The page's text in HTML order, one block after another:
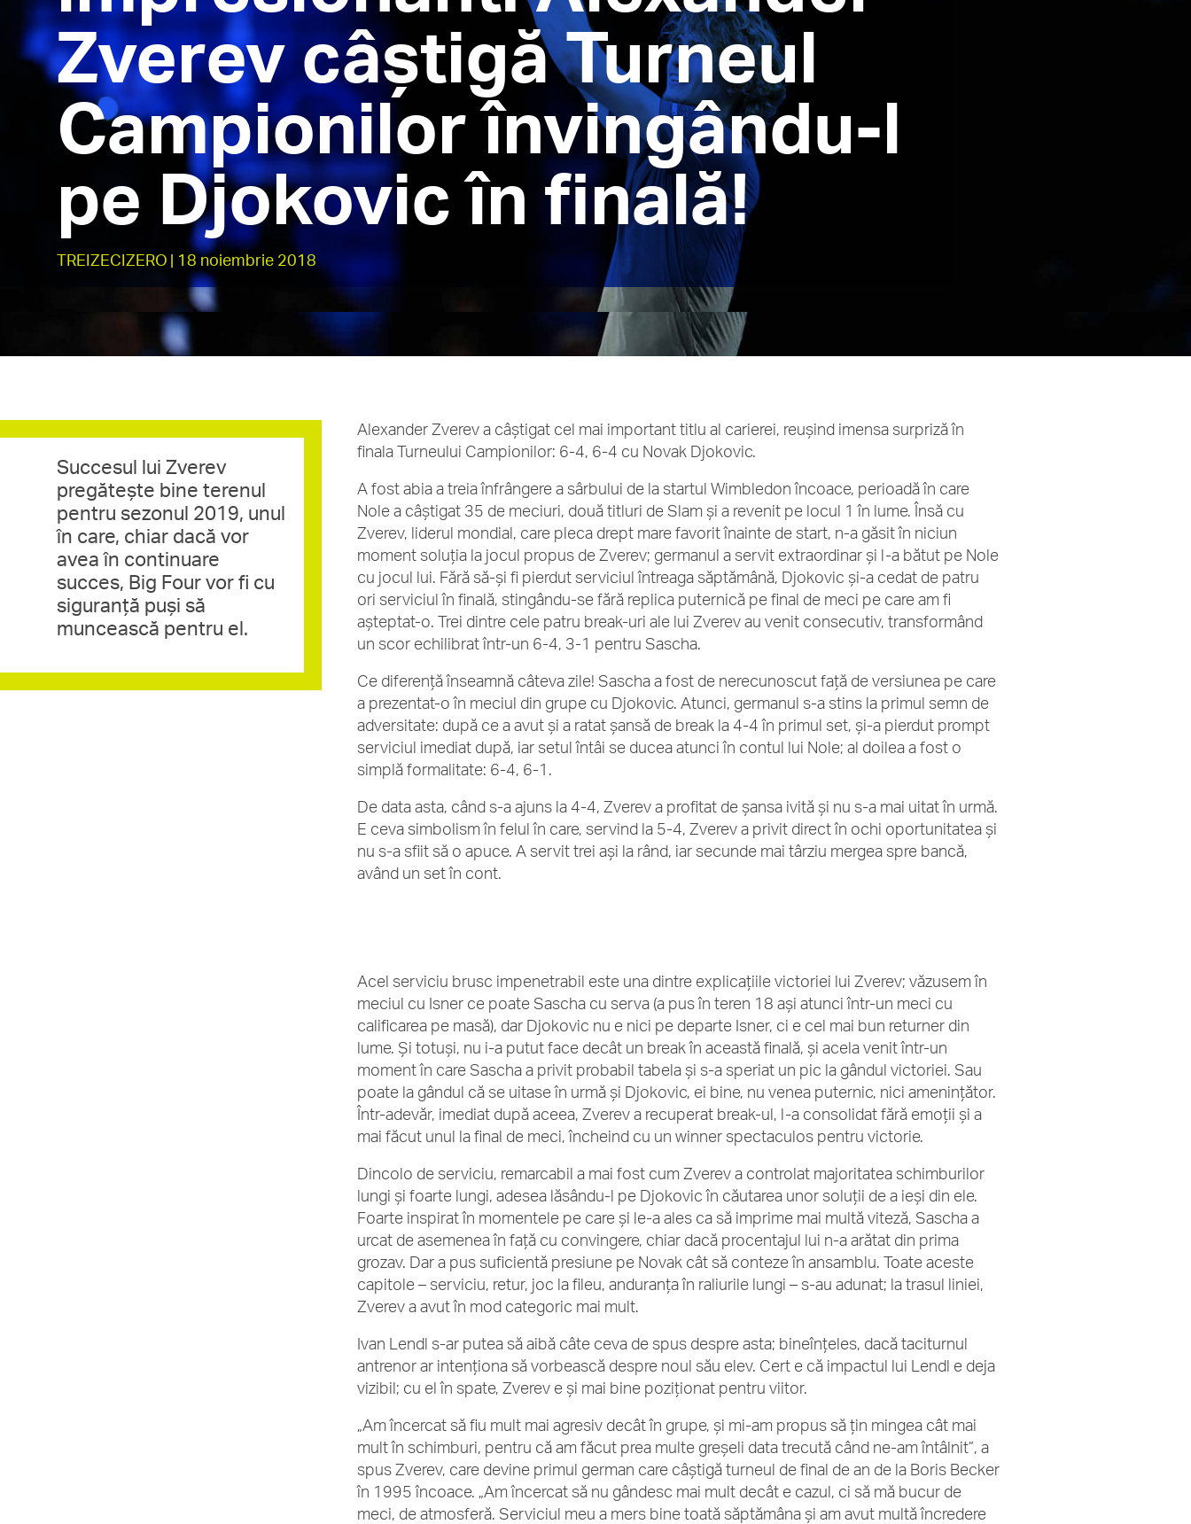
Zverev câștigă Turneul
Campionilor învingându-l
pe Djokovic în finală!
TREIZECIZERO | 18 noiembrie 2018
Succesul lui Zverev
pregătește bine terenul
pentru sezonul 2019, unul
în care, chiar dacă vor
avea în continuare
succes, Big Four vor fi cu
siguranță puși să
muncească pentru el.
Alexander Zverev a câștigat cel mai important titlu al carierei, reușind imensa surpriză în
finala Turneului Campionilor: 6-4, 6-4 cu Novak Djokovic.
A fost abia a treia înfrângere a sârbului de la startul Wimbledon încoace, perioadă în care
Nole a câștigat 35 de meciuri, două titluri de Slam și a revenit pe locul 1 în lume. Însă cu
Zverev, liderul mondial, care pleca drept mare favorit înainte de start, n-a găsit în niciun
moment soluția la jocul propus de Zverev; germanul a servit extraordinar și l-a bătut pe Nole
cu jocul lui. Fără să-și fi pierdut serviciul întreaga săptămână, Djokovic și-a cedat de patru
ori serviciul în finală, stingându-se fără replica puternică pe final de meci pe care am fi
așteptat-o. Trei dintre cele patru break-uri ale lui Zverev au venit consecutiv, transformând
un scor echilibrat într-un 6-4, 3-1 pentru Sascha.
Ce diferență înseamnă câteva zile! Sascha a fost de nerecunoscut față de versiunea pe care
a prezentat-o în meciul din grupe cu Djokovic. Atunci, germanul s-a stins la primul semn de
adversitate: după ce a avut și a ratat șansă de break la 4-4 în primul set, și-a pierdut prompt
serviciul imediat după, iar setul întâi se ducea atunci în contul lui Nole; al doilea a fost o
simplă formalitate: 6-4, 6-1.
De data asta, când s-a ajuns la 4-4, Zverev a profitat de șansa ivită și nu s-a mai uitat în urmă.
E ceva simbolism în felul în care, servind la 5-4, Zverev a privit direct în ochi oportunitatea și
nu s-a sfiit să o apuce. A servit trei ași la rând, iar secunde mai târziu mergea spre bancă,
având un set în cont.
Acel serviciu brusc impenetrabil este una dintre explicațiile victoriei lui Zverev; văzusem în
meciul cu Isner ce poate Sascha cu serva (a pus în teren 18 ași atunci într-un meci cu
calificarea pe masă), dar Djokovic nu e nici pe departe Isner, ci e cel mai bun returner din
lume. Și totuși, nu i-a putut face decât un break în această finală, și acela venit într-un
moment în care Sascha a privit probabil tabela și s-a speriat un pic la gândul victoriei. Sau
poate la gândul că se uitase în urmă și Djokovic, ei bine, nu venea puternic, nici amenințător.
Într-adevăr, imediat după aceea, Zverev a recuperat break-ul, l-a consolidat fără emoții și a
mai făcut unul la final de meci, încheind cu un winner spectaculos pentru victorie.
Dincolo de serviciu, remarcabil a mai fost cum Zverev a controlat majoritatea schimburilor
lungi și foarte lungi, adesea lăsându-l pe Djokovic în căutarea unor soluții de a ieși din ele.
Foarte inspirat în momentele pe care și le-a ales ca să imprime mai multă viteză, Sascha a
urcat de asemenea în față cu convingere, chiar dacă procentajul lui n-a arătat din prima
grozav. Dar a pus suficientă presiune pe Novak cât să conteze în ansamblu. Toate aceste
capitole – serviciu, retur, joc la fileu, anduranța în raliurile lungi – s-au adunat; la trasul liniei,
Zverev a avut în mod categoric mai mult.
Ivan Lendl s-ar putea să aibă câte ceva de spus despre asta; bineînțeles, dacă taciturnul
antrenor ar intenționa să vorbească despre noul său elev. Cert e că impactul lui Lendl e deja
vizibil; cu el în spate, Zverev e și mai bine poziționat pentru viitor.
„Am încercat să fiu mult mai agresiv decât în grupe, și mi-am propus să țin mingea cât mai
mult în schimburi, pentru că am făcut prea multe greșeli data trecută când ne-am întâlnit”, a
spus Zverev, care devine primul german care câștigă turneul de final de an de la Boris Becker
în 1995 încoace. „Am încercat să nu gândesc mai mult decât e cazul, ci să mă bucur de
meci, de atmosferă. Serviciul meu a mers bine toată săptămâna și am avut multă încredere